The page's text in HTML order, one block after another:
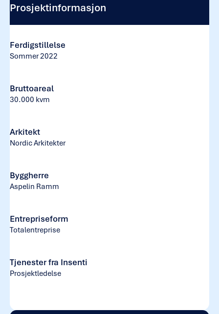
Prosjektinformasjon
Ferdigstillelse
Sommer 2022
Bruttoareal
30.000 kvm
Arkitekt
Nordic Arkitekter
Byggherre
Aspelin Ramm
Entrepriseform
Totalentreprise
Tjenester fra Insenti
Prosjektledelse